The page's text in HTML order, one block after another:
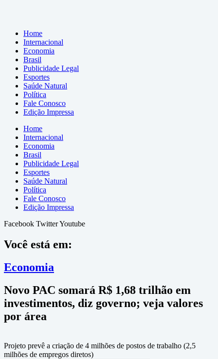
Home
Internacional
Economia
Brasil
Publicidade Legal
Esportes
Saúde Natural
Política
Fale Conosco
Edição Impressa
Home
Internacional
Economia
Brasil
Publicidade Legal
Esportes
Saúde Natural
Política
Fale Conosco
Edição Impressa
Facebook TwitterYoutube
Você está em:
Economia
Novo PAC somará R$ 1,68 trilhão em
investimentos, diz governo; veja valores
por área
Projeto prevê a criação de 4 milhões de postos de trabalho (2,5
milhões de empregos diretos)